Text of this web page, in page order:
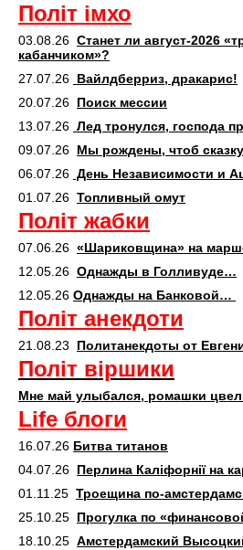
Політ імхо
03.08.26 Станет ли август-2026
кабанчиком»?
27.07.26 Вайлдберриз, дракарис!
20.07.26 Поиск мессии
13.07.26 Лед тронулся, господа
09.07.26 Мы рождены, чтоб
06.07.26 День Независимости и
01.07.26 Топливный омут
Політ жабки
07.06.26 «Шариковщина» на
12.05.26 Однажды в Голливуде…
12.05.26 Однажды на Банковой…
Політ анекдоти
21.08.23 Политанекдоты от
Політ віршики
Мне май улыбался, ромашки
Life блоги
16.07.26 Битва титанов
04.07.26 Перлина Каліфорнії на
01.11.25 Троещина по-
25.10.25 Прогулка по
18.10.25 Амстердамский